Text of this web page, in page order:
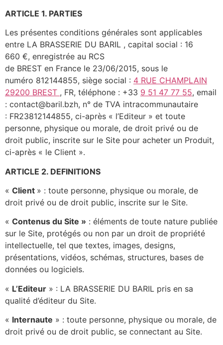
ARTICLE 1. PARTIES
Les présentes conditions générales sont applicables
entre LA BRASSERIE DU BARIL , capital social : 16
660 €, enregistrée au RCS
de BREST en France le 23/06/2015, sous le
numéro 812144855, siège social : 4 RUE CHAMPLAIN
29200 BREST , FR, téléphone : +33 9 51 47 77 55, email
: contact@baril.bzh, n° de TVA intracommunautaire
: FR23812144855, ci-après « l’Editeur » et toute
personne, physique ou morale, de droit privé ou de
droit public, inscrite sur le Site pour acheter un Produit,
ci-après « le Client ».
ARTICLE 2. DEFINITIONS
« Client » : toute personne, physique ou morale, de
droit privé ou de droit public, inscrite sur le Site.
« Contenus du Site » : éléments de toute nature publiée
sur le Site, protégés ou non par un droit de propriété
intellectuelle, tel que textes, images, designs,
présentations, vidéos, schémas, structures, bases de
données ou logiciels.
« L’Editeur » : LA BRASSERIE DU BARIL pris en sa
qualité d’éditeur du Site.
« Internaute » : toute personne, physique ou morale, de
droit privé ou de droit public, se connectant au Site.